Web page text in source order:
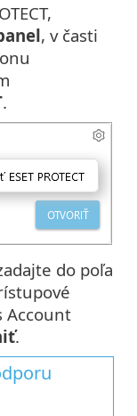
, v časti
.
do poľa
Account
.